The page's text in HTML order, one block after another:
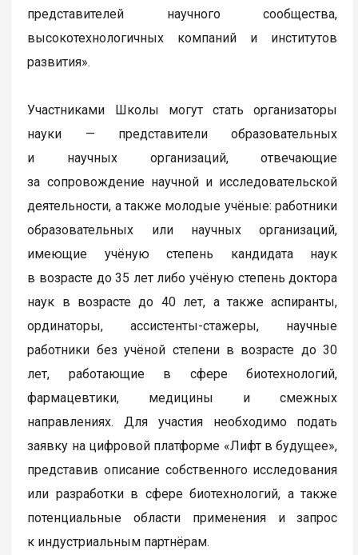
представителей научного сообщества,
высокотехнологичных компаний и институтов
развития».
Участниками Школы могут стать организаторы
науки — представители образовательных
и научных организаций, отвечающие
за сопровождение научной и исследовательской
деятельности, а также молодые учёные: работники
образовательных или научных организаций,
имеющие учёную степень кандидата наук
в возрасте до 35 лет либо учёную степень доктора
наук в возрасте до 40 лет, а также аспиранты,
ординаторы, ассистенты-стажеры, научные
работники без учёной степени в возрасте до 30
лет, работающие в сфере биотехнологий,
фармацевтики, медицины и смежных
направлениях. Для участия необходимо подать
заявку на цифровой платформе «Лифт в будущее»,
представив описание собственного исследования
или разработки в сфере биотехнологий, а также
потенциальные области применения и запрос
к индустриальным партнёрам.